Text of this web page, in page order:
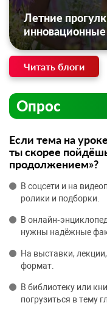
Летние
Читать блоги
Опрос
Если тема на
ты скорее
продолжением»?
В соцсети и на
ролики и подборки.
В
нужны надёжные
На выставки,
формат.
В библиотеку или
погрузиться в тему